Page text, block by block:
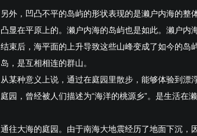
另外，凹凸不平的岛屿的形状表现的是濑户内海的整
凸显在平原上的。濑户内海的岛屿也是如此。濑户内
结束后，海平面的上升导致这些山峰变成了如今的岛
岛，是互相相连的群山。
从某种意义上说，通过在庭园里散步，能够体验到漂
庭园，曾经被人们描述为“海洋的桃源乡”。是生活在
通往大海的庭园。由于南海大地震经历了地面下沉，